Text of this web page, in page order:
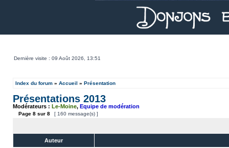
Dernière visite : 09 Août 2026, 13:51
Index du forum » Accueil » Présentation
Présentations 2013
Modérateurs : Le-Moine, Equipe de modération
Page 8 sur 8 [ 160 message(s) ]
Auteur